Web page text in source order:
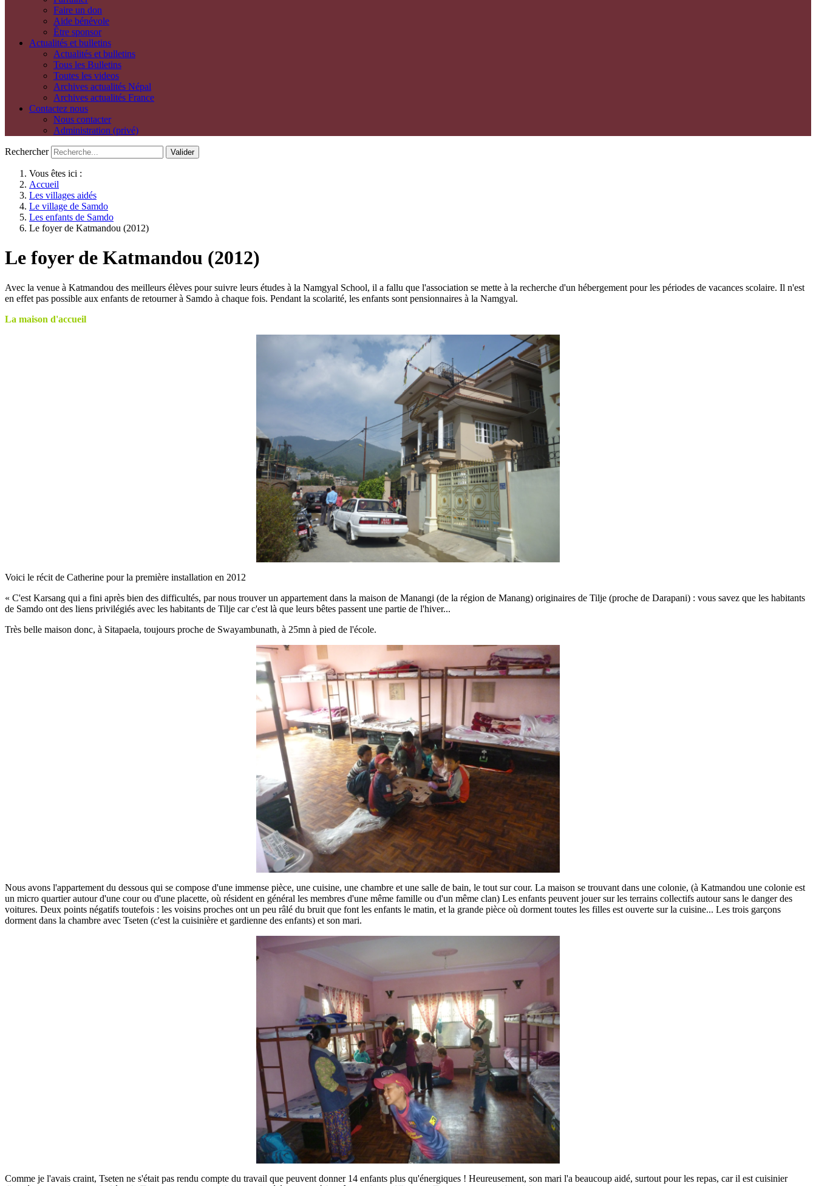
Faire un don
Aide bénévole
Être sponsor
Actualités et bulletins
Actualités et bulletins
Tous les Bulletins
Toutes les videos
Archives actualités Népal
Archives actualités France
Contactez nous
Nous contacter
Administration (privé)
Rechercher Valider
Vous êtes ici :
Accueil
Les villages aidés
Le village de Samdo
Les enfants de Samdo
Le foyer de Katmandou (2012)
Le foyer de Katmandou (2012)
Avec la venue à Katmandou des meilleurs élèves pour suivre leurs études à la Namgyal School, il a fallu que l'association se mette à la recherche d'un hébergement pour les périodes de vacances scolaire. Il n'est
en effet pas possible aux enfants de retourner à Samdo à chaque fois. Pendant la scolarité, les enfants sont pensionnaires à la Namgyal.
La maison d'accueil
Voici le récit de Catherine pour la première installation en 2012
« C'est Karsang qui a fini après bien des difficultés, par nous trouver un appartement dans la maison de Manangi (de la région de Manang) originaires de Tilje (proche de Darapani) : vous savez que les habitants
de Samdo ont des liens privilégiés avec les habitants de Tilje car c'est là que leurs bêtes passent une partie de l'hiver...
Très belle maison donc, à Sitapaela, toujours proche de Swayambunath, à 25mn à pied de l'école.
Nous avons l'appartement du dessous qui se compose d'une immense pièce, une cuisine, une chambre et une salle de bain, le tout sur cour. La maison se trouvant dans une colonie, (à Katmandou une colonie est
un micro quartier autour d'une cour ou d'une placette, où résident en général les membres d'une même famille ou d'un même clan) Les enfants peuvent jouer sur les terrains collectifs autour sans le danger des
voitures. Deux points négatifs toutefois : les voisins proches ont un peu râlé du bruit que font les enfants le matin, et la grande pièce où dorment toutes les filles est ouverte sur la cuisine... Les trois garçons
dorment dans la chambre avec Tseten (c'est la cuisinière et gardienne des enfants) et son mari.
Comme je l'avais craint, Tseten ne s'était pas rendu compte du travail que peuvent donner 14 enfants plus qu'énergiques ! Heureusement, son mari l'a beaucoup aidé, surtout pour les repas, car il est cuisinier